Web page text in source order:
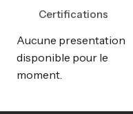
Certifications
Aucune presentation
disponible pour le
moment.